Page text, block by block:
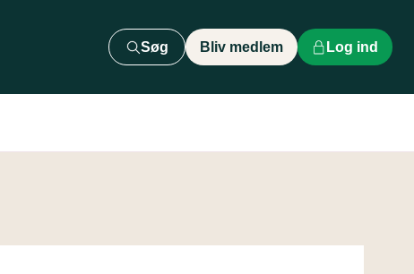
Søg Bliv medlem Log ind